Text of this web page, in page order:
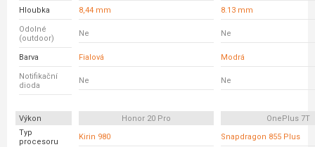
Hloubka 8,44 mm 8.13 mm
Odolné
(outdoor)
Ne Ne
Barva Fialová Modrá
Notifikační
dioda
Ne Ne
Výkon Honor 20 Pro
OnePlus 7T
Typ
procesoru
Kirin 980 Snapdragon 855 Plus